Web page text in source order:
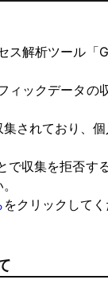
ス解析ツール「
ィックデータの
されており、
収集を拒否す
をクリックしてく